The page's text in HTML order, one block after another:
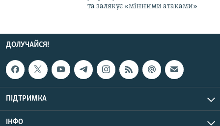
та залякує «мінними атаками»
ДОЛУЧАЙСЯ!
ПІДТРИМКА
ІНФО